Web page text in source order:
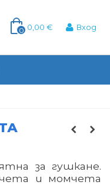
0 0,00 € Вход
за гушкане.
и момчета